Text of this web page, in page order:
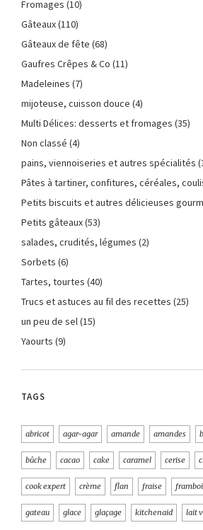
Fromages (10)
Gâteaux(110)
Gâteaux de fête (68)
Gaufres Crêpes & Co (11)
Madeleines (7)
mijoteuse, cuisson douce (4)
Multi Délices: desserts et fromages (35)
Non classé (4)
pains, viennoiseries et autres spécialités
Pâtes à tartiner, confitures, céréales,
Petits biscuits et autres délicieuses
Petits gâteaux(53)
salades, crudités, légumes (2)
Sorbets (6)
Tartes, tourtes (40)
Trucs et astuces au fil des recettes (25)
un peu de sel(15)
Yaourts (9)
TAGS
abricot agar-agar amande amandes
bûche cacao cake caramel cerise
cook expert crème flan fraise
gateau glace glaçage kitchenaid lait